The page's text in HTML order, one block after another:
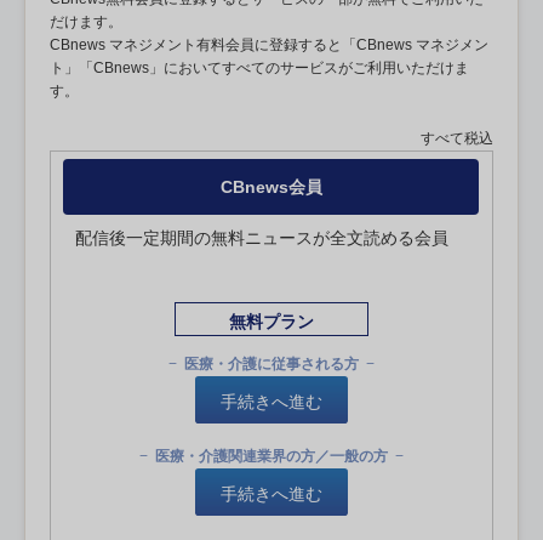
だけます。
CBnews マネジメント有料会員に登録すると「CBnews マネジメン
ト」「CBnews」においてすべてのサービスがご利用いただけま
す。
すべて税込
CBnews会員
配信後一定期間の無料ニュースが全文読める会員
無料プラン
医療・介護に従事される方
手続きへ進む
医療・介護関連業界の方／一般の方
手続きへ進む